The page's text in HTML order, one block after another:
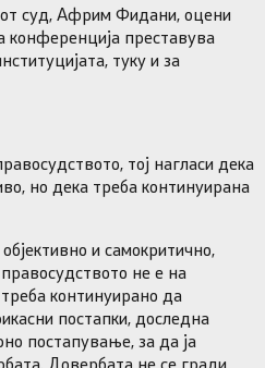
суд, Африм Фидани, оцени
конференција преставува
туку и за
тој нагласи дека
но дека треба континуирана
и самокритично,
не е на
континуирано да
постапки, доследна
постапување, за да ја
Довербата не се гради